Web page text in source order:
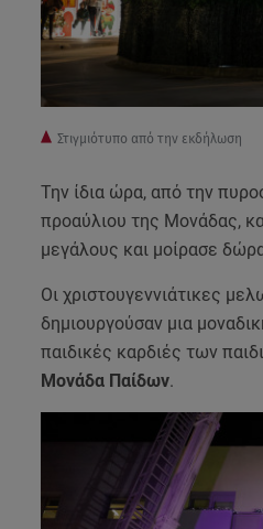
Στιγμιότυπο από την εκδήλωση
Την ίδια ώρα, από την
προαύλιου της Μονάδας,
μεγάλους και μοίρασε
Οι χριστουγεννιάτικες
δημιουργούσαν μια
παιδικές καρδιές των
Μονάδα Παίδων.